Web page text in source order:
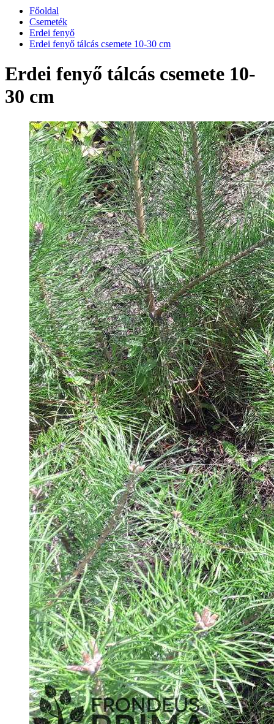
Főoldal
Csemeték
Erdei fenyő
Erdei fenyő tálcás csemete 10-30 cm
Erdei fenyő tálcás csemete 10-
30 cm